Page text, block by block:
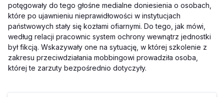
potęgowały do tego głośne medialne doniesienia o osobach,
które po ujawnieniu nieprawidłowości w instytucjach
państwowych stały się kozłami ofiarnymi. Do tego, jak mówi,
według relacji pracownic system ochrony wewnątrz jednostki
był fikcją. Wskazywały one na sytuację, w której szkolenie z
zakresu przeciwdziałania mobbingowi prowadziła osoba,
której te zarzuty bezpośrednio dotyczyły.